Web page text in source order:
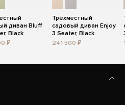
диван Bluff
Black
₽
Трёхместный
садовый диван Enjoy
3 Seater, Black
241 500 ₽